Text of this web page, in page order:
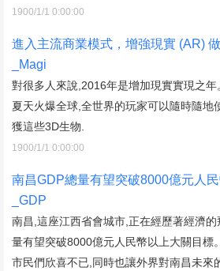
1900/1/1 0:00:00
進入主流商業模式，增強現實 (AR)
_Magi
對很多人來說,2016年是增加現實實現之
夏天火爆全球,全世界的玩家可以隨時隨地
獲這些3D生物.
1900/1/1 0:00:00
南昌GDP總量有望突破8000億元人
_GDP
南昌,這座江西省會城市,正在經歷著經濟
量有望突破8000億元人民幣以上大關目標
市民們欣喜不已,同時也讓外界對南昌未來